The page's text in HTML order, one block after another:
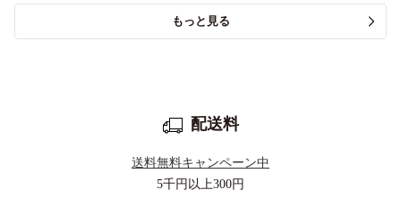
もっと見る
配送料
送料無料キャンペーン中
5千円以上300円